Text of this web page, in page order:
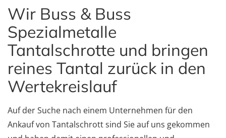
Wir Buss & Buss
Spezialmetalle
Tantalschrotte und bringen
reines Tantal zurück in den
Wertekreislauf
Auf der Suche nach einem Unternehmen für den
Ankauf von Tantalschrott sind Sie auf uns gekommen